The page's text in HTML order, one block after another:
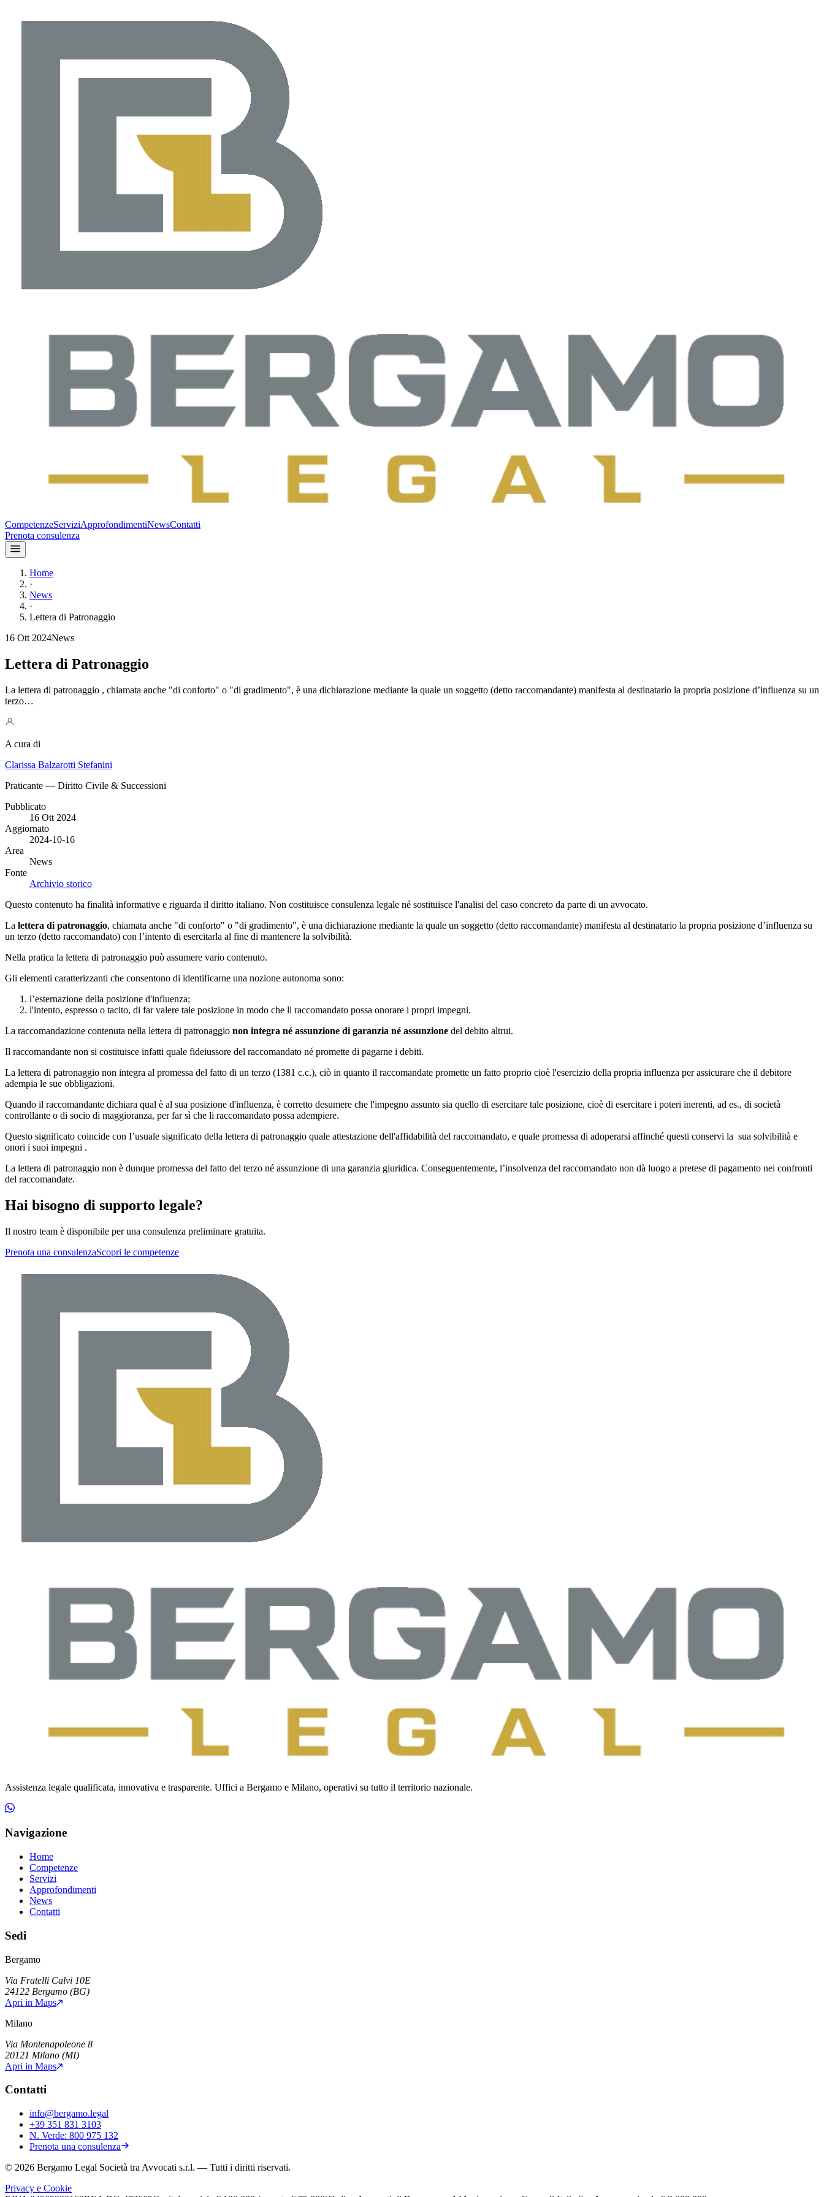
CompetenzeServiziApprofondimentiNewsContatti
Prenota consulenza
Home
·
News
·
Lettera di Patronaggio
16 Ott 2024News
Lettera di Patronaggio
La lettera di patronaggio , chiamata anche "di conforto" o "di gradimento", è una dichiarazione mediante la quale un soggetto (detto raccomandante) manifesta al destinatario la propria posizione d’influenza su un
terzo…
A cura di
Clarissa Balzarotti Stefanini
Praticante — Diritto Civile & Successioni
Pubblicato
16 Ott 2024
Aggiornato
2024-10-16
Area
News
Fonte
Archivio storico
Questo contenuto ha finalità informative e riguarda il diritto italiano. Non costituisce consulenza legale né sostituisce l'analisi del caso concreto da parte di un avvocato.
La lettera di patronaggio, chiamata anche "di conforto" o "di gradimento", è una dichiarazione mediante la quale un soggetto (detto raccomandante) manifesta al destinatario la propria posizione d’influenza su
un terzo (detto raccomandato) con l’intento di esercitarla al fine di mantenere la solvibilità.
Nella pratica la lettera di patronaggio può assumere vario contenuto.
Gli elementi caratterizzanti che consentono di identificarne una nozione autonoma sono:
l’esternazione della posizione d'influenza;
l'intento, espresso o tacito, di far valere tale posizione in modo che li raccomandato possa onorare i propri impegni.
La raccomandazione contenuta nella lettera di patronaggio non integra né assunzione di garanzia né assunzione del debito altrui.
Il raccomandante non si costituisce infatti quale fideiussore del raccomandato né promette di pagarne i debiti.
La lettera di patronaggio non integra al promessa del fatto di un terzo (1381 c.c.), ciò in quanto il raccomandate promette un fatto proprio cioè l'esercizio della propria influenza per assicurare che il debitore
adempia le sue obbligazioni.
Quando il raccomandante dichiara qual è al sua posizione d'influenza, è corretto desumere che l'impegno assunto sia quello di esercitare tale posizione, cioè di esercitare i poteri inerenti, ad es., di società
controllante o di socio di maggioranza, per far sì che li raccomandato possa adempiere.
Questo significato coincide con I’usuale significato della lettera di patronaggio quale attestazione dell'affidabilità del raccomandato, e quale promessa di adoperarsi affinché questi conservi la sua solvibilità e
onori i suoi impegni .
La lettera di patronaggio non è dunque promessa del fatto del terzo né assunzione di una garanzia giuridica. Conseguentemente, l’insolvenza del raccomandato non dà luogo a pretese di pagamento nei confronti
del raccomandate.
Hai bisogno di supporto legale?
Il nostro team è disponibile per una consulenza preliminare gratuita.
Prenota una consulenzaScopri le competenze
Assistenza legale qualificata, innovativa e trasparente. Uffici a Bergamo e Milano, operativi su tutto il territorio nazionale.
Navigazione
Home
Competenze
Servizi
Approfondimenti
News
Contatti
Sedi
Bergamo
Via Fratelli Calvi 10E
24122 Bergamo (BG)
Apri in Maps
Milano
Via Montenapoleone 8
20121 Milano (MI)
Apri in Maps
Contatti
info@bergamo.legal
+39 351 831 3103
N. Verde: 800 975 132
Prenota una consulenza
© 2026 Bergamo Legal Società tra Avvocati s.r.l. — Tutti i diritti riservati.
Privacy e Cookie